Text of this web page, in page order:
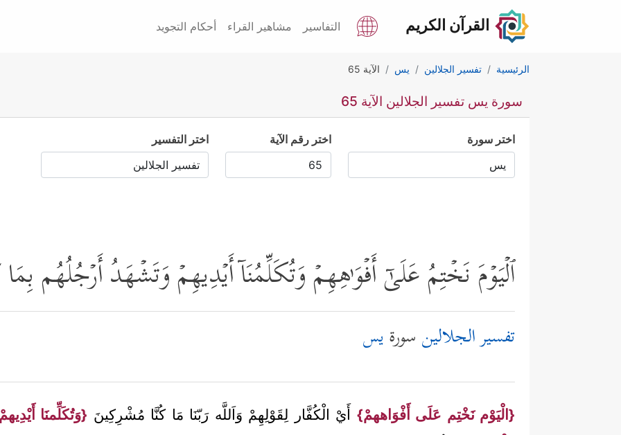
القرآن الكريم التفاسير مشاهير القراء أحكام التجويد
الرئيسية تفسير الجلالين يس الآية 65
سورة يس تفسير الجلالين الآية 65
اختر سورة اختر رقم الآية اختر التفسير
ٱلۡیَوۡمَ نَخۡتِمُ عَلَىٰۤ أَفۡوَ ٰ⁠هِهِمۡ وَتُكَلِّمُنَاۤ أَیۡدِیهِمۡ وَتَشۡهَدُ أَرۡجُلُهُم
تفسير الجلالين سورةيس
{الْيَوْم نَخْتِم عَلَى أَفْوَاههمْ} أَيْ الْكُفَّار لِقَوْلِهِمْ وَاَللَّه رَبّنَا مَا كُنَّا مُشْرِكِينَ {وَتُكَلِّمنَا